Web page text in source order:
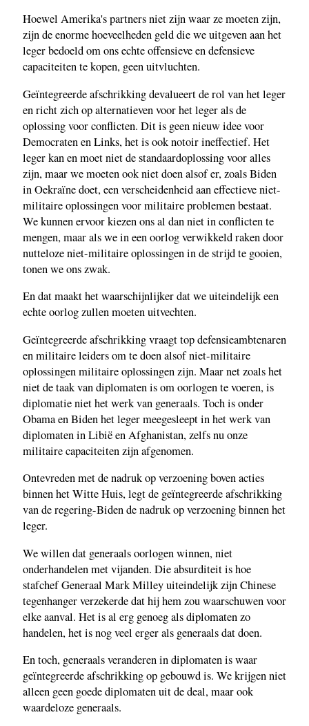
Hoewel Amerika's partners niet zijn waar ze moeten zijn,
zijn de enorme hoeveelheden geld die we uitgeven aan het
leger bedoeld om ons echte offensieve en defensieve
capaciteiten te kopen, geen uitvluchten.
Geïntegreerde afschrikking devalueert de rol van het leger
en richt zich op alternatieven voor het leger als de
oplossing voor conflicten. Dit is geen nieuw idee voor
Democraten en Links, het is ook notoir ineffectief. Het
leger kan en moet niet de standaardoplossing voor alles
zijn, maar we moeten ook niet doen alsof er, zoals Biden
in Oekraïne doet, een verscheidenheid aan effectieve niet-
militaire oplossingen voor militaire problemen bestaat.
We kunnen ervoor kiezen ons al dan niet in conflicten te
mengen, maar als we in een oorlog verwikkeld raken door
nutteloze niet-militaire oplossingen in de strijd te gooien,
tonen we ons zwak.
En dat maakt het waarschijnlijker dat we uiteindelijk een
echte oorlog zullen moeten uitvechten.
Geïntegreerde afschrikking vraagt top defensieambtenaren
en militaire leiders om te doen alsof niet-militaire
oplossingen militaire oplossingen zijn. Maar net zoals het
niet de taak van diplomaten is om oorlogen te voeren, is
diplomatie niet het werk van generaals. Toch is onder
Obama en Biden het leger meegesleept in het werk van
diplomaten in Libië en Afghanistan, zelfs nu onze
militaire capaciteiten zijn afgenomen.
Ontevreden met de nadruk op verzoening boven acties
binnen het Witte Huis, legt de geïntegreerde afschrikking
van de regering-Biden de nadruk op verzoening binnen het
leger.
We willen dat generaals oorlogen winnen, niet
onderhandelen met vijanden. Die absurditeit is hoe
stafchef Generaal Mark Milley uiteindelijk zijn Chinese
tegenhanger verzekerde dat hij hem zou waarschuwen voor
elke aanval. Het is al erg genoeg als diplomaten zo
handelen, het is nog veel erger als generaals dat doen.
En toch, generaals veranderen in diplomaten is waar
geïntegreerde afschrikking op gebouwd is. We krijgen niet
alleen geen goede diplomaten uit de deal, maar ook
waardeloze generaals.